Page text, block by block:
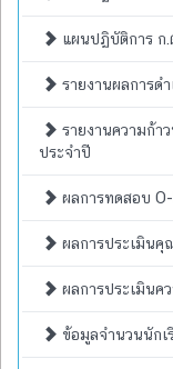
แผนปฏิบัติการ ก.
รายงานผลการด
รายงานความก้า
ประจำปี
ผลการทดสอบ O-
ผลการประเมินคุ
ผลการประเมินค
ข้อมูลจำนวนนักเ